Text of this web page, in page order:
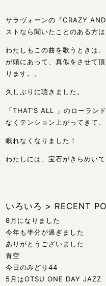
サラヴォーンの『CRAZY
ストなら聞いたことのある方
わたしもこの曲を歌うときは
が頭にあって、真似をさせて
ります。。
久しぶりに聴きました。
「THAT’S ALL 」のローラン
なくテンション上がってきて
眠れなくなりました！
わたしには、宝石がきらめい
いろいろ > RECENT
8月になりました
今年も半分が過ぎました
ありがとうございました
青空
今日のみどり44
5月はOTSU ONE DAY JAZZ